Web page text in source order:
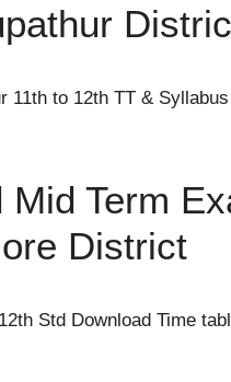
11th to 12th TT &
Mid Term
District
Std Download Time